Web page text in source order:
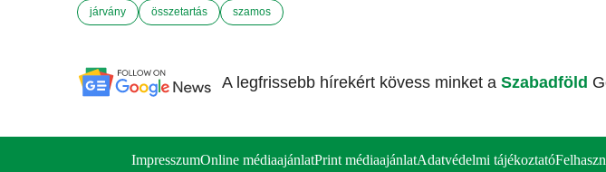
járvány összetartás szamos
A legfrissebb hírekért kövess minket a Szabadföld
ImpresszumOnline médiaajánlatPrint médiaajánlatAdatvédelmi tájékoztató